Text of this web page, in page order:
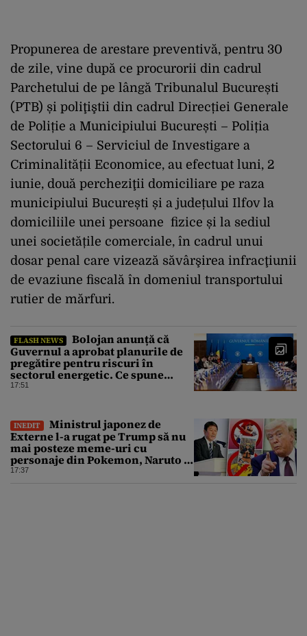
Propunerea de arestare preventivă, pentru 30
de zile, vine după ce procurorii din cadrul
Parchetului de pe lângă Tribunalul București
(PTB) și poliţiştii din cadrul Direcției Generale
de Poliție a Municipiului București – Poliția
Sectorului 6 – Serviciul de Investigare a
Criminalității Economice, au efectuat luni, 2
iunie, două percheziţii domiciliare pe raza
municipiului București și a județului Ilfov la
domiciliile unei persoane fizice și la sediul
unei societățile comerciale, în cadrul unui
dosar penal care vizează săvârşirea infracţiunii
de evaziune fiscală în domeniul transportului
rutier de mărfuri.
FLASH NEWS
Bolojan anunță că
Guvernul a aprobat planurile de
pregătire pentru riscuri în
sectorul energetic. Ce spune
premierul despre consumul
17:51
INEDIT
Ministrul japonez de
Externe l-a rugat pe Trump să nu
mai posteze meme-uri cu
personaje din Pokemon, Naruto și
Mario pe platformele social-
17:37